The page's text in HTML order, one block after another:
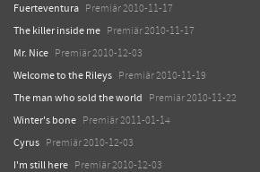
Fuerteventura Premiär 2010-11-17
The killer inside me Premiär 2010-11-17
Mr. Nice Premiär 2010-12-03
Welcome to the Rileys Premiär 2010-11-19
The man who sold the world Premiär 2010-11-22
Winter's bone Premiär 2011-01-14
Cyrus Premiär 2010-12-03
I'm still here Premiär 2010-12-03